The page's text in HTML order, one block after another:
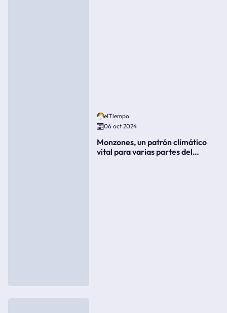
elTiempo
06 oct 2024
Monzones, un patrón climático
vital para varias partes del